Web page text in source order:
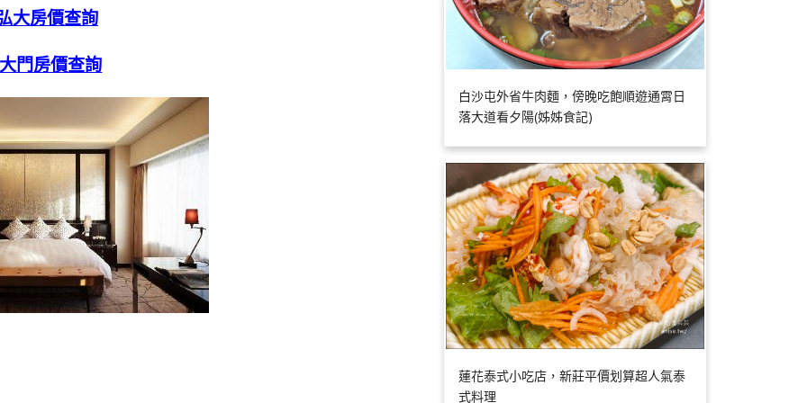
大房價查詢
門房價查詢
白沙屯外省牛肉麵，傍晚吃飽順遊通霄日
落大道看夕陽(姊姊食記)
蓮花泰式小吃店，新莊平價划算超人氣泰
式料理